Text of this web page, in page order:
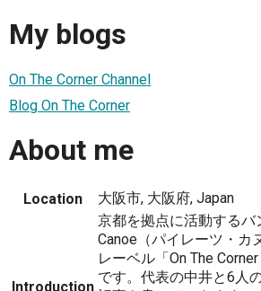
My blogs
On The Corner Channel
Blog On The Corner
About me
Location 大阪市, 大阪府, Japan
Introduction
京都を拠点に活動するバ
Canoe（パイレーツ・カ
レーベル「On The
です。代表の中井と6人